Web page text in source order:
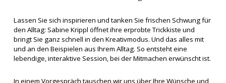
Lassen Sie sich inspirieren und tanken Sie frischen Schwung für
den Alltag: Sabine Krippl öffnet ihre erprobte Trickkiste und
bringt Sie ganz schnell in den Kreativmodus. Und das alles mit
und an den Beispielen aus Ihrem Alltag. So entsteht eine
lebendige, interaktive Session, bei der Mitmachen erwünscht ist.
In einem Vorgespräch tauschen wir uns über Ihre Wünsche und